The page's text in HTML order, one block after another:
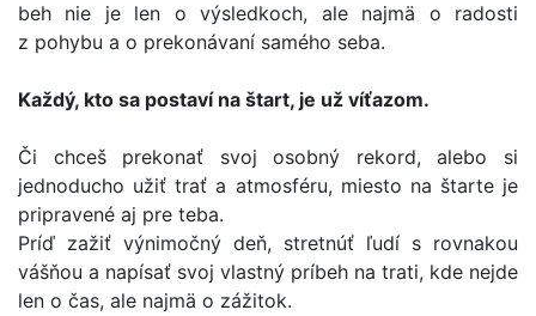
beh nie je len o výsledkoch, ale najmä o radosti
z pohybu a o prekonávaní samého seba.
Každý, kto sa postaví na štart, je už víťazom.
Či chceš prekonať svoj osobný rekord, alebo si
jednoducho užiť trať a atmosféru, miesto na štarte je
pripravené aj pre teba.
Príď zažiť výnimočný deň, stretnúť ľudí s rovnakou
vášňou a napísať svoj vlastný príbeh na trati, kde nejde
len o čas, ale najmä o zážitok.